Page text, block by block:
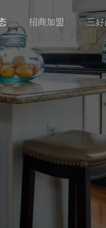
招商加盟 三